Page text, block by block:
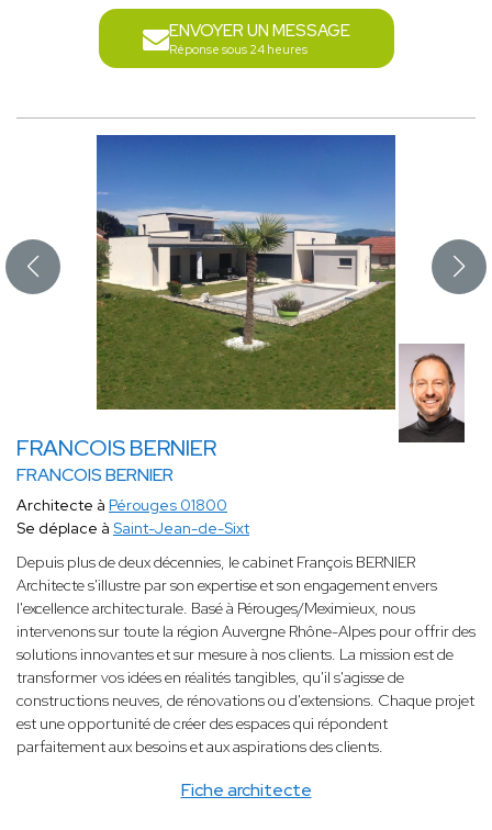
ENVOYER UN MESSAGE
Réponse sous 24 heures
FRANCOIS BERNIER
FRANCOIS BERNIER
Fiche architecte
Architecte à Pérouges 01800
Se déplace à Saint-Jean-de-Sixt
Depuis plus de deux décennies, le cabinet François BERNIER
Architecte s'illustre par son expertise et son engagement envers
l'excellence architecturale. Basé à Pérouges/Meximieux, nous
intervenons sur toute la région Auvergne Rhône-Alpes pour offrir des
solutions innovantes et sur mesure à nos clients. La mission est de
transformer vos idées en réalités tangibles, qu'il s'agisse de
constructions neuves, de rénovations ou d'extensions. Chaque projet
est une opportunité de créer des espaces qui répondent
parfaitement aux besoins et aux aspirations des clients.